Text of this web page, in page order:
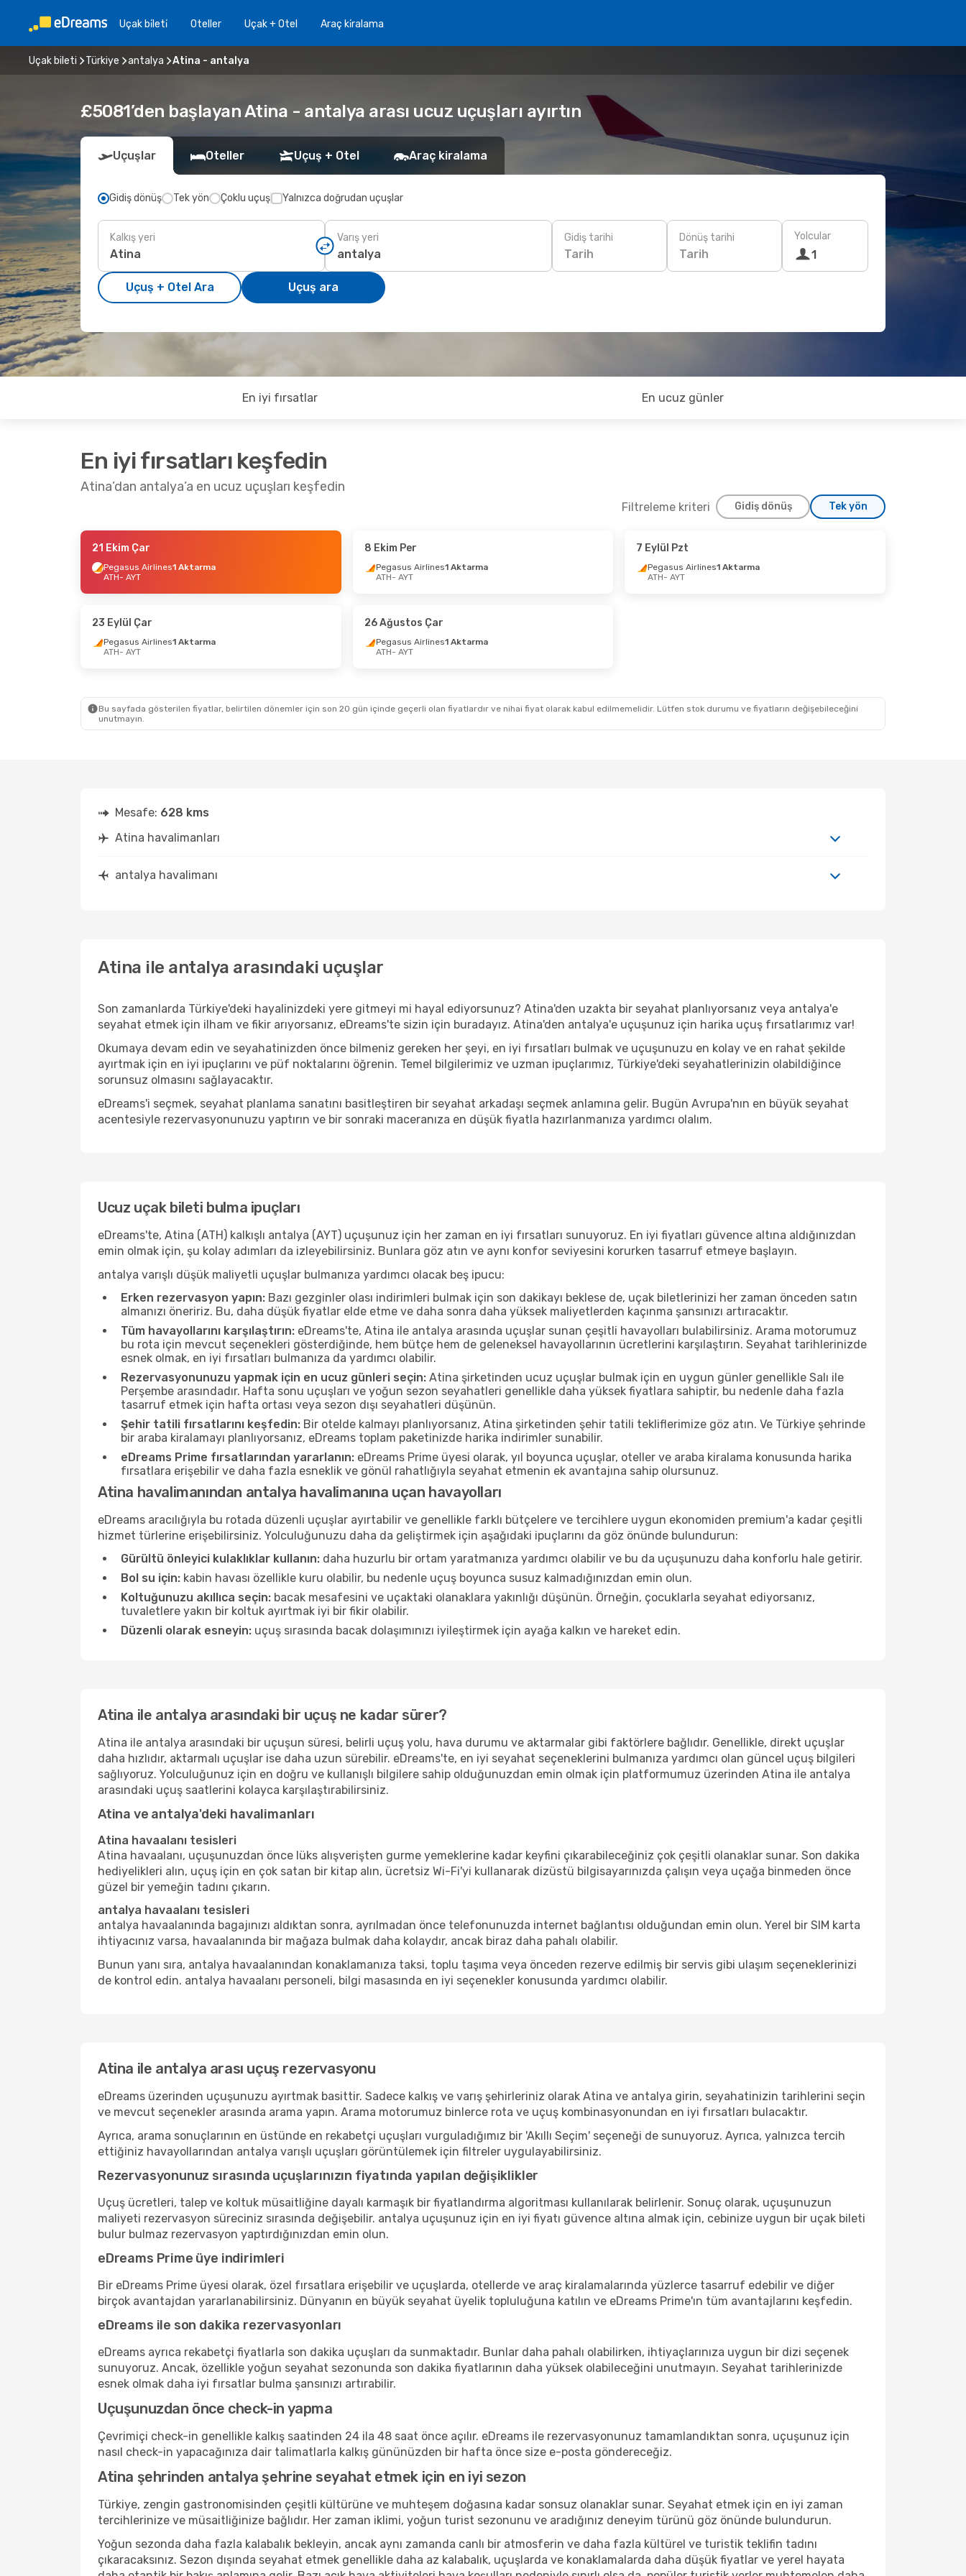
Uçak bi̇leti̇ Oteller Uçak + Otel Araç ki̇ralama
Uçak bileti Türkiye antalya Atina - antalya
£5081’den başlayan Atina - antalya arası ucuz uçuşları ayırtın
Uçuşlar Oteller Uçuş + Otel Araç kiralama
Gidiş dönüş Tek yön Çoklu uçuş Yalnızca doğrudan uçuşlar
Kalkış yeri Varış yeri Gidiş tarihi
Tarih
Dönüş tarihi
Tarih
Yolcular
1
Uçuş + Otel Ara Uçuş ara
En iyi fırsatlar En ucuz günler
En iyi fırsatları keşfedin
Atina’dan antalya’a en ucuz uçuşları keşfedin
Filtreleme kriteri Gidiş dönüş Tek yön
- 23 Eylül Çar
1 Aktarma
1 Aktarma
1 Aktarma
- 28 Ağustos Cum
21 Ekim Çar
Pegasus Airlines1 Aktarma
ATH- AYT
8 Ekim Per
Pegasus Airlines1 Aktarma
ATH- AYT
7 Eylül Pzt
Pegasus Airlines1 Aktarma
ATH- AYT
23 Eylül Çar
Pegasus Airlines1 Aktarma
ATH- AYT
26 Ağustos Çar
Pegasus Airlines1 Aktarma
ATH- AYT
Bu sayfada gösterilen fiyatlar, belirtilen dönemler için son 20 gün içinde geçerli olan fiyatlardır ve nihai fiyat olarak kabul edilmemelidir. Lütfen stok durumu ve fiyatların değişebileceğini
unutmayın.
Mesafe: 628 kms
Atina havalimanları
antalya havalimanı
Atina ile antalya arasındaki uçuşlar
Son zamanlarda Türkiye'deki hayalinizdeki yere gitmeyi mi hayal ediyorsunuz? Atina'den uzakta bir seyahat planlıyorsanız veya antalya'e
seyahat etmek için ilham ve fikir arıyorsanız, eDreams'te sizin için buradayız. Atina'den antalya'e uçuşunuz için harika uçuş fırsatlarımız var!
Okumaya devam edin ve seyahatinizden önce bilmeniz gereken her şeyi, en iyi fırsatları bulmak ve uçuşunuzu en kolay ve en rahat şekilde
ayırtmak için en iyi ipuçlarını ve püf noktalarını öğrenin. Temel bilgilerimiz ve uzman ipuçlarımız, Türkiye'deki seyahatlerinizin olabildiğince
sorunsuz olmasını sağlayacaktır.
eDreams'i seçmek, seyahat planlama sanatını basitleştiren bir seyahat arkadaşı seçmek anlamına gelir. Bugün Avrupa'nın en büyük seyahat
acentesiyle rezervasyonunuzu yaptırın ve bir sonraki maceranıza en düşük fiyatla hazırlanmanıza yardımcı olalım.
Ucuz uçak bileti bulma ipuçları
eDreams'te, Atina (ATH) kalkışlı antalya (AYT) uçuşunuz için her zaman en iyi fırsatları sunuyoruz. En iyi fiyatları güvence altına aldığınızdan
emin olmak için, şu kolay adımları da izleyebilirsiniz. Bunlara göz atın ve aynı konfor seviyesini korurken tasarruf etmeye başlayın.
antalya varışlı düşük maliyetli uçuşlar bulmanıza yardımcı olacak beş ipucu:
Erken rezervasyon yapın: Bazı gezginler olası indirimleri bulmak için son dakikayı beklese de, uçak biletlerinizi her zaman önceden satın
almanızı öneririz. Bu, daha düşük fiyatlar elde etme ve daha sonra daha yüksek maliyetlerden kaçınma şansınızı artıracaktır.
Tüm havayollarını karşılaştırın: eDreams'te, Atina ile antalya arasında uçuşlar sunan çeşitli havayolları bulabilirsiniz. Arama motorumuz
bu rota için mevcut seçenekleri gösterdiğinde, hem bütçe hem de geleneksel havayollarının ücretlerini karşılaştırın. Seyahat tarihlerinizde
esnek olmak, en iyi fırsatları bulmanıza da yardımcı olabilir.
Rezervasyonunuzu yapmak için en ucuz günleri seçin: Atina şirketinden ucuz uçuşlar bulmak için en uygun günler genellikle Salı ile
Perşembe arasındadır. Hafta sonu uçuşları ve yoğun sezon seyahatleri genellikle daha yüksek fiyatlara sahiptir, bu nedenle daha fazla
tasarruf etmek için hafta ortası veya sezon dışı seyahatleri düşünün.
Şehir tatili fırsatlarını keşfedin: Bir otelde kalmayı planlıyorsanız, Atina şirketinden şehir tatili tekliflerimize göz atın. Ve Türkiye şehrinde
bir araba kiralamayı planlıyorsanız, eDreams toplam paketinizde harika indirimler sunabilir.
eDreams Prime fırsatlarından yararlanın: eDreams Prime üyesi olarak, yıl boyunca uçuşlar, oteller ve araba kiralama konusunda harika
fırsatlara erişebilir ve daha fazla esneklik ve gönül rahatlığıyla seyahat etmenin ek avantajına sahip olursunuz.
Atina havalimanından antalya havalimanına uçan havayolları
eDreams aracılığıyla bu rotada düzenli uçuşlar ayırtabilir ve genellikle farklı bütçelere ve tercihlere uygun ekonomiden premium'a kadar çeşitli
hizmet türlerine erişebilirsiniz. Yolculuğunuzu daha da geliştirmek için aşağıdaki ipuçlarını da göz önünde bulundurun:
Gürültü önleyici kulaklıklar kullanın: daha huzurlu bir ortam yaratmanıza yardımcı olabilir ve bu da uçuşunuzu daha konforlu hale getirir.
Bol su için: kabin havası özellikle kuru olabilir, bu nedenle uçuş boyunca susuz kalmadığınızdan emin olun.
Koltuğunuzu akıllıca seçin: bacak mesafesini ve uçaktaki olanaklara yakınlığı düşünün. Örneğin, çocuklarla seyahat ediyorsanız,
tuvaletlere yakın bir koltuk ayırtmak iyi bir fikir olabilir.
Düzenli olarak esneyin: uçuş sırasında bacak dolaşımınızı iyileştirmek için ayağa kalkın ve hareket edin.
Atina ile antalya arasındaki bir uçuş ne kadar sürer?
Atina ile antalya arasındaki bir uçuşun süresi, belirli uçuş yolu, hava durumu ve aktarmalar gibi faktörlere bağlıdır. Genellikle, direkt uçuşlar
daha hızlıdır, aktarmalı uçuşlar ise daha uzun sürebilir. eDreams'te, en iyi seyahat seçeneklerini bulmanıza yardımcı olan güncel uçuş bilgileri
sağlıyoruz. Yolculuğunuz için en doğru ve kullanışlı bilgilere sahip olduğunuzdan emin olmak için platformumuz üzerinden Atina ile antalya
arasındaki uçuş saatlerini kolayca karşılaştırabilirsiniz.
Atina ve antalya'deki havalimanları
Atina havaalanı tesisleri
Atina havaalanı, uçuşunuzdan önce lüks alışverişten gurme yemeklerine kadar keyfini çıkarabileceğiniz çok çeşitli olanaklar sunar. Son dakika
hediyelikleri alın, uçuş için en çok satan bir kitap alın, ücretsiz Wi-Fi'yi kullanarak dizüstü bilgisayarınızda çalışın veya uçağa binmeden önce
güzel bir yemeğin tadını çıkarın.
antalya havaalanı tesisleri
antalya havaalanında bagajınızı aldıktan sonra, ayrılmadan önce telefonunuzda internet bağlantısı olduğundan emin olun. Yerel bir SIM karta
ihtiyacınız varsa, havaalanında bir mağaza bulmak daha kolaydır, ancak biraz daha pahalı olabilir.
Bunun yanı sıra, antalya havaalanından konaklamanıza taksi, toplu taşıma veya önceden rezerve edilmiş bir servis gibi ulaşım seçeneklerinizi
de kontrol edin. antalya havaalanı personeli, bilgi masasında en iyi seçenekler konusunda yardımcı olabilir.
Atina ile antalya arası uçuş rezervasyonu
eDreams üzerinden uçuşunuzu ayırtmak basittir. Sadece kalkış ve varış şehirleriniz olarak Atina ve antalya girin, seyahatinizin tarihlerini seçin
ve mevcut seçenekler arasında arama yapın. Arama motorumuz binlerce rota ve uçuş kombinasyonundan en iyi fırsatları bulacaktır.
Ayrıca, arama sonuçlarının en üstünde en rekabetçi uçuşları vurguladığımız bir 'Akıllı Seçim' seçeneği de sunuyoruz. Ayrıca, yalnızca tercih
ettiğiniz havayollarından antalya varışlı uçuşları görüntülemek için filtreler uygulayabilirsiniz.
Rezervasyonunuz sırasında uçuşlarınızın fiyatında yapılan değişiklikler
Uçuş ücretleri, talep ve koltuk müsaitliğine dayalı karmaşık bir fiyatlandırma algoritması kullanılarak belirlenir. Sonuç olarak, uçuşunuzun
maliyeti rezervasyon süreciniz sırasında değişebilir. antalya uçuşunuz için en iyi fiyatı güvence altına almak için, cebinize uygun bir uçak bileti
bulur bulmaz rezervasyon yaptırdığınızdan emin olun.
eDreams Prime üye indirimleri
Bir eDreams Prime üyesi olarak, özel fırsatlara erişebilir ve uçuşlarda, otellerde ve araç kiralamalarında yüzlerce tasarruf edebilir ve diğer
birçok avantajdan yararlanabilirsiniz. Dünyanın en büyük seyahat üyelik topluluğuna katılın ve eDreams Prime'ın tüm avantajlarını keşfedin.
eDreams ile son dakika rezervasyonları
eDreams ayrıca rekabetçi fiyatlarla son dakika uçuşları da sunmaktadır. Bunlar daha pahalı olabilirken, ihtiyaçlarınıza uygun bir dizi seçenek
sunuyoruz. Ancak, özellikle yoğun seyahat sezonunda son dakika fiyatlarının daha yüksek olabileceğini unutmayın. Seyahat tarihlerinizde
esnek olmak daha iyi fırsatlar bulma şansınızı artırabilir.
Uçuşunuzdan önce check-in yapma
Çevrimiçi check-in genellikle kalkış saatinden 24 ila 48 saat önce açılır. eDreams ile rezervasyonunuz tamamlandıktan sonra, uçuşunuz için
nasıl check-in yapacağınıza dair talimatlarla kalkış gününüzden bir hafta önce size e-posta göndereceğiz.
Atina şehrinden antalya şehrine seyahat etmek için en iyi sezon
Türkiye, zengin gastronomisinden çeşitli kültürüne ve muhteşem doğasına kadar sonsuz olanaklar sunar. Seyahat etmek için en iyi zaman
tercihlerinize ve müsaitliğinize bağlıdır. Her zaman iklimi, yoğun turist sezonunu ve aradığınız deneyim türünü göz önünde bulundurun.
Yoğun sezonda daha fazla kalabalık bekleyin, ancak aynı zamanda canlı bir atmosferin ve daha fazla kültürel ve turistik teklifin tadını
çıkaracaksınız. Sezon dışında seyahat etmek genellikle daha az kalabalık, uçuşlarda ve konaklamalarda daha düşük fiyatlar ve yerel hayata